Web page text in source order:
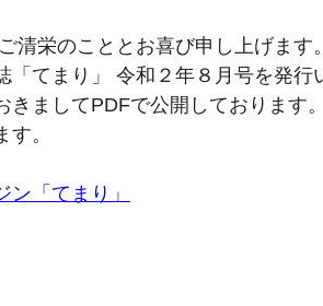
清栄のこととお喜び申し上げます
てまり」 令和２年８月号を発行
きましてPDFで公開しております
。
「てまり」